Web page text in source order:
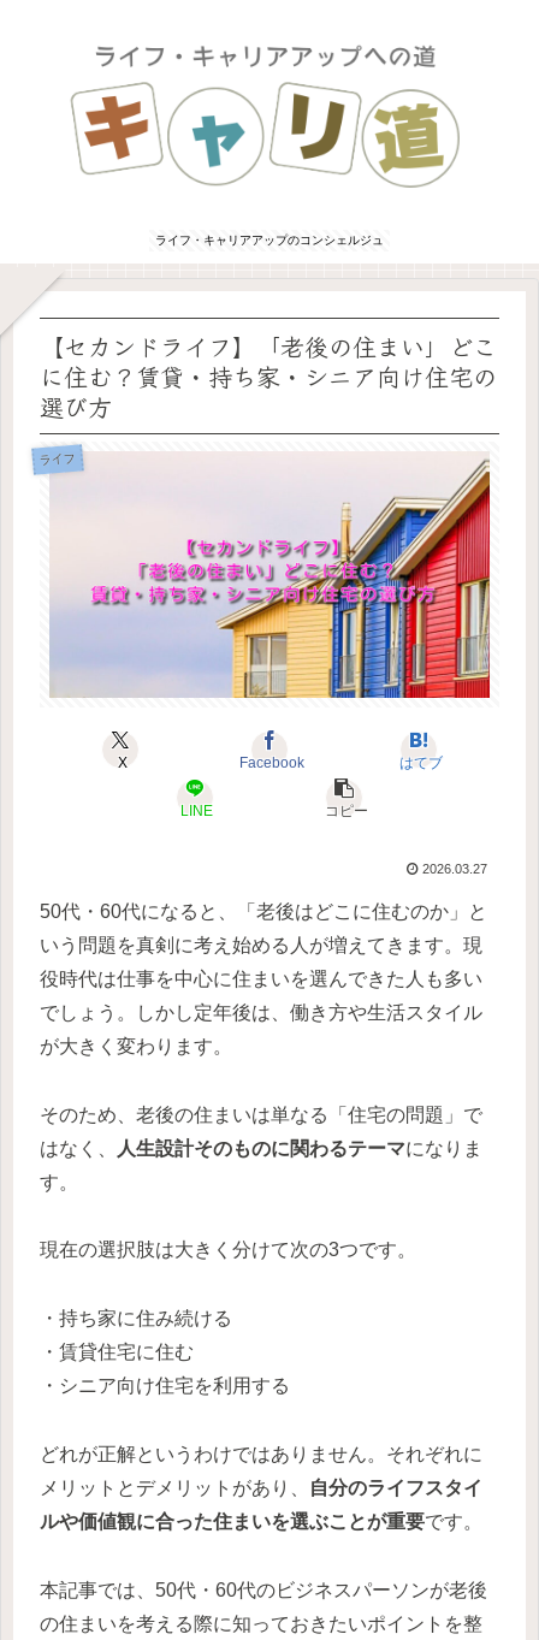
ライフ・キャリアアップのコンシェルジュ
【セカンドライフ】「老後の住まい」どこ
に住む？賃貸・持ち家・シニア向け住宅の
選び方
ライフ
X Facebook はてブ
LINE コピー
2026.03.27
50代・60代になると、「老後はどこに住むのか」と
いう問題を真剣に考え始める人が増えてきます。現
役時代は仕事を中心に住まいを選んできた人も多い
でしょう。しかし定年後は、働き方や生活スタイル
が大きく変わります。
そのため、老後の住まいは単なる「住宅の問題」で
はなく、
人生設計そのものに関わるテーマになりま
す。
現在の選択肢は大きく分けて次の3つです。
・持ち家に住み続ける
・賃貸住宅に住む
・シニア向け住宅を利用する
どれが正解というわけではありません。それぞれに
メリットとデメリットがあり、
自分のライフスタイ
ルや価値観に合った住まいを選ぶことが重要です。
本記事では、50代・60代のビジネスパーソンが老後
の住まいを考える際に知っておきたいポイントを整